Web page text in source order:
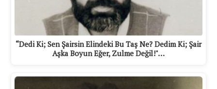
“Dedi Ki; Sen Şairsin Elindeki Bu Taş Ne? Dedim Ki; Şair
Aşka Boyun Eğer, Zulme Değil!"…